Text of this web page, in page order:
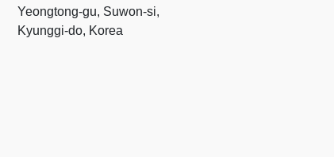
Yeongtong-gu, Suwon-si,
Kyunggi-do, Korea